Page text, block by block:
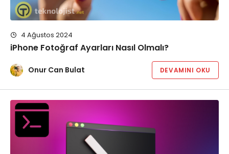
4 Ağustos 2024
iPhone Fotoğraf Ayarları Nasıl Olmalı?
Onur Can Bulat DEVAMINI OKU